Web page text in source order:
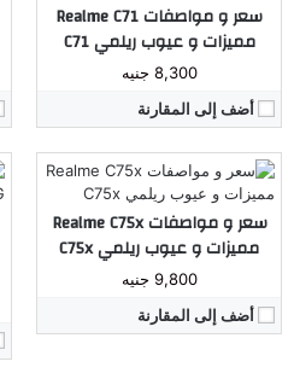
سعر و مواصفات Realme C71
مميزات و عيوب ريلمي C71
8,300 جنيه
أضف إلى المقارنة
سعر و مواصفات Realme C75x
مميزات و عيوب ريلمي C75x
9,800 جنيه
أضف إلى المقارنة
الكاميرا: خلفية 50 م.ب. / امامية 5 م.ب.
ذاكرة داخليه / رام:128/256 جيجا مع 6/8 جيجا رام
البطارية:5310 مللي أمبير
نظام التشغيل:اندرويد 15
مراجعة كاملة ←